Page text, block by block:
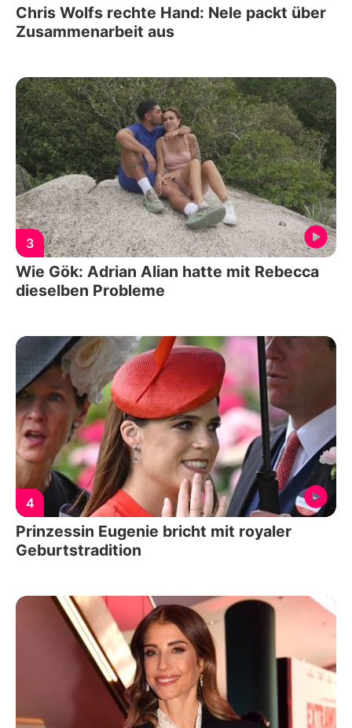
Chris Wolfs rechte Hand: Nele packt über
Zusammenarbeit aus
3
Wie Gök: Adrian Alian hatte mit Rebecca
dieselben Probleme
4
Prinzessin Eugenie bricht mit royaler
Geburtstradition